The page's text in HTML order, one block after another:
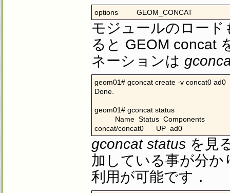
options         GEOM_CONCAT
モジュールのロー
ると GEOM concat
ネーションは
geom01# gconcat create -v concat0 ad0
Done.
geom01# gconcat status
          Name  Status  Components
concat/concat0      UP  ad0
gconcat status を見
加している事が分
利用が可能です．